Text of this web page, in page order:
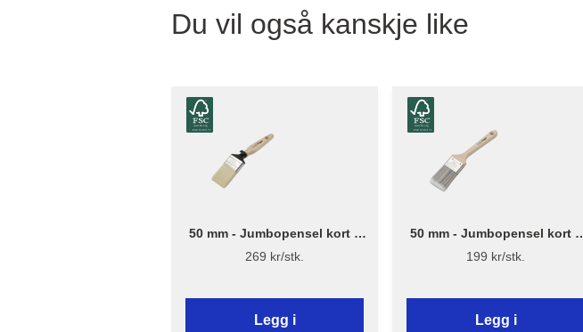
Du vil også kanskje like
50 mm - Jumbopensel kort –
Flügger Excellence
269 kr/stk.
Legg i
50 mm - Jumbopensel kort –
Flügger Pro Series
199 kr/stk.
Legg i